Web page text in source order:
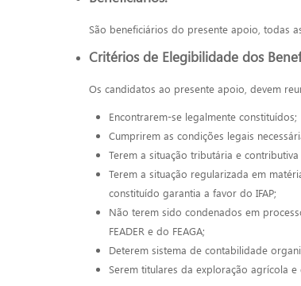
São beneficiários do presente apoio, todas
Critérios de Elegibilidade dos
Os candidatos ao presente apoio, devem
Encontrarem-se legalmente constituídos;
Cumprirem as condições legais
Terem a situação tributária e
Terem a situação regularizada em
constituído garantia a favor do IFAP;
Não terem sido condenados em
FEADER e do FEAGA;
Deterem sistema de contabilidade
Serem titulares da exploração agrícola